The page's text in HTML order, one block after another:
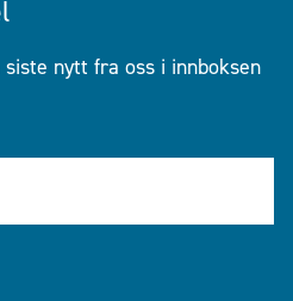
nytt fra oss i innboksen